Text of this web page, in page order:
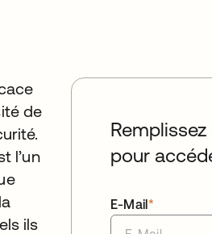
de
l’un
ils
pour
*
E-Mail